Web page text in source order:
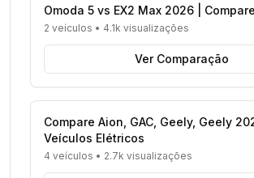
Omoda 5 vs EX2 Max 2026 |
2 veículos • 4.1k visualizações
Ver Comparação
Compare Aion, GAC, Geely, Geely
Veículos Elétricos
4 veículos • 2.7k visualizações